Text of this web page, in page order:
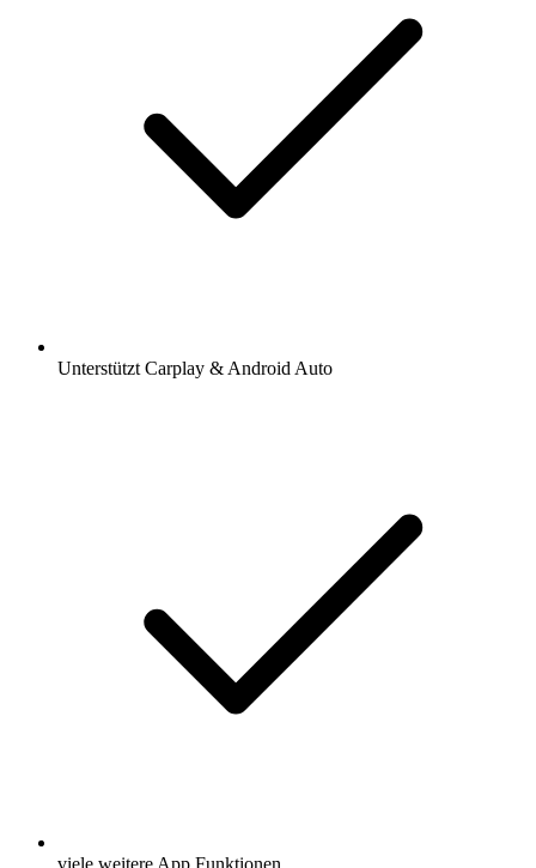
Unterstützt Carplay & Android Auto